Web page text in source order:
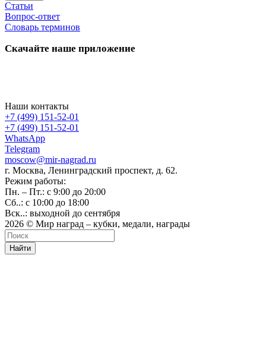
Статьи
Вопрос-ответ
Словарь терминов
Скачайте наше приложение
Наши контакты
+7 (499) 151-52-01
+7 (499) 151-52-01
WhatsApp
Telegram
moscow@mir-nagrad.ru
г. Москва, Ленинградский проспект, д. 62.
Режим работы:
Пн. – Пт.: с 9:00 до 20:00
Сб..: с 10:00 до 18:00
Вск..: выходной до сентября
2026 © Мир наград – кубки, медали, награды
Найти